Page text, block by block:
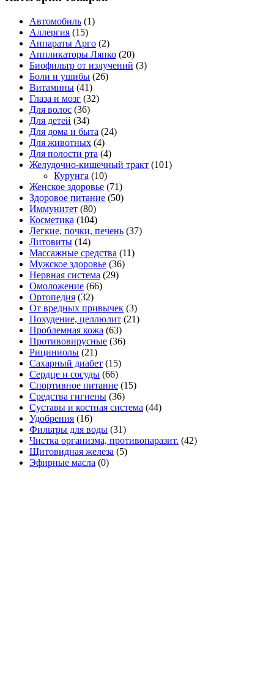
Автомобиль (1)
Аллергия (15)
Аппараты Арго (2)
Аппликаторы Ляпко (20)
Биофильтр от излучений (3)
Боли и ушибы (26)
Витамины (41)
Глаза и мозг (32)
Для волос (36)
Для детей (34)
Для дома и быта (24)
Для животных (4)
Для полости рта (4)
Желудочно-кишечный тракт (101)
Курунга (10)
Женское здоровье (71)
Здоровое питание (50)
Иммунитет (80)
Косметика (104)
Легкие, почки, печень (37)
Литовиты (14)
Массажные средства (11)
Мужское здоровье (36)
Нервная система (29)
Омоложение (66)
Ортопедия (32)
От вредных привычек (3)
Похудение, целлюлит (21)
Проблемная кожа (63)
Противовирусные (36)
Рициниолы (21)
Сахарный диабет (15)
Сердце и сосуды (66)
Спортивное питание (15)
Средства гигиены (36)
Суставы и костная система (44)
Удобрения (16)
Фильтры для воды (31)
Чистка организма, противопаразит. (42)
Щитовидная железа (5)
Эфирные масла (0)